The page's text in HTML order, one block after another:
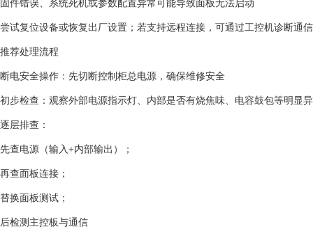
固件错误、系统死机或参数配置异常可能导致面板无法启动‌
尝试复位设备或恢复出厂设置；若支持远程连接，可通过工控机诊断通
‌推荐处理流程‌
‌断电安全操作‌：先切断控制柜总电源，确保维修安全‌
初步检查‌：观察外部电源指示灯、内部是否有烧焦味、电容鼓包等明显
‌逐层排查‌：
先查电源（输入+内部输出）；
再查面板连接；
替换面板测试；
后检测主控板与通信‌